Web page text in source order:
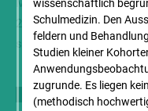
Matrix-Rhythmus-
2016 in der Poseidon
stattgefunden hat:
SCHLAGWORTE CMD
wissenschaftlich
Schulmedizin. Den
feldern und
Studien kleiner
zugrunde. Es liegen
(methodisch